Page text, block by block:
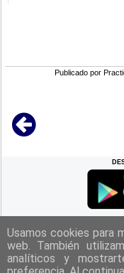
Publicado por
|Politica de Privacidad
Usamos cookies para
web. También
analíticos y